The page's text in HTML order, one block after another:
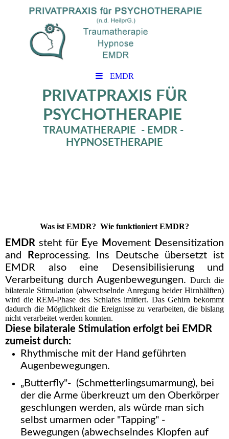
EMDR
PRIVATPRAXIS FÜR
PSYCHOTHERAPIE
TRAUMATHERAPIE - EMDR -
HYPNOSETHERAPIE
Was ist EMDR? Wie funktioniert EMDR?
EMDR steht für Eye Movement Desensitization
and
Reprocessing. Ins Deutsche übersetzt ist
EMDR also eine Desensibilisierung und
Verarbeitung durch Augenbewegungen. Durch die
bilaterale Stimulation (abwechselnde Anregung beider Hirnhälften)
wird die REM-Phase des Schlafes imitiert. Das Gehirn bekommt
dadurch die Möglichkeit die Ereignisse zu verarbeiten, die bislang
nicht verarbeitet werden konnten.
Diese bilaterale Stimulation erfolgt bei EMDR
zumeist durch:
Rhythmische mit der Hand geführten
Augenbewegungen.
„Butterfly"- (Schmetterlingsumarmung), bei
der die Arme überkreuzt um den Oberkörper
geschlungen werden, als würde man sich
selbst umarmen oder "Tapping" -
Bewegungen (abwechselndes Klopfen auf